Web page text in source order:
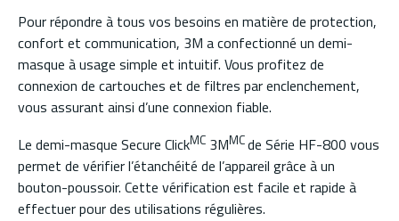
Pour répondre à tous vos besoins en matière de protection,
confort et communication, 3M a confectionné un demi-
masque à usage simple et intuitif. Vous profitez de
connexion de cartouches et de filtres par enclenchement,
vous assurant ainsi d’une connexion fiable.
Le demi-masque Secure ClickMC 3MMCde Série HF-800 vous
permet de vérifier l’étanchéité de l’appareil grâce à un
bouton-poussoir. Cette vérification est facile et rapide à
effectuer pour des utilisations régulières.